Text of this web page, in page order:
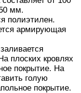
мм.
полиэтилен.
армирующая
плоских кровлях
покрытие. На
голую
покрытие.